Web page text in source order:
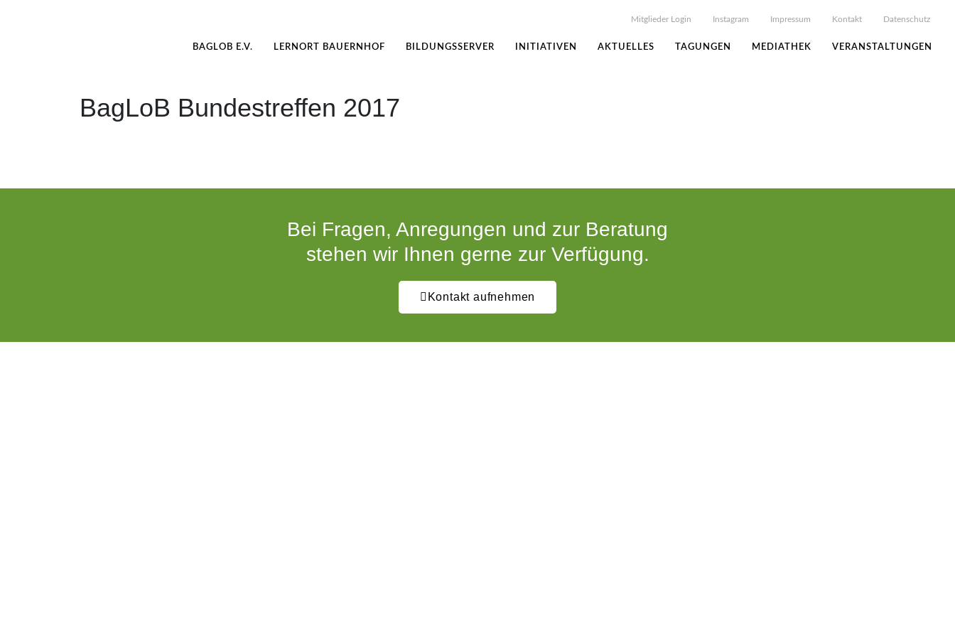
Mitglieder Login Instagram Impressum Kontakt Datenschutz
BAGLOB E.V. LERNORT BAUERNHOF BILDUNGSSERVER INITIATIVEN AKTUELLES TAGUNGEN MEDIATHEK VERANSTALTUNGEN
BagLoB Bundestreffen 2017
Bei Fragen, Anregungen und zur Beratung
stehen wir Ihnen gerne zur Verfügung.
Kontakt aufnehmen